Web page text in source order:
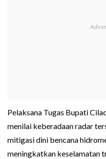
Pelaksana Tugas Bupati
menilai keberadaan radar
mitigasi dini bencana
meningkatkan keselamatan